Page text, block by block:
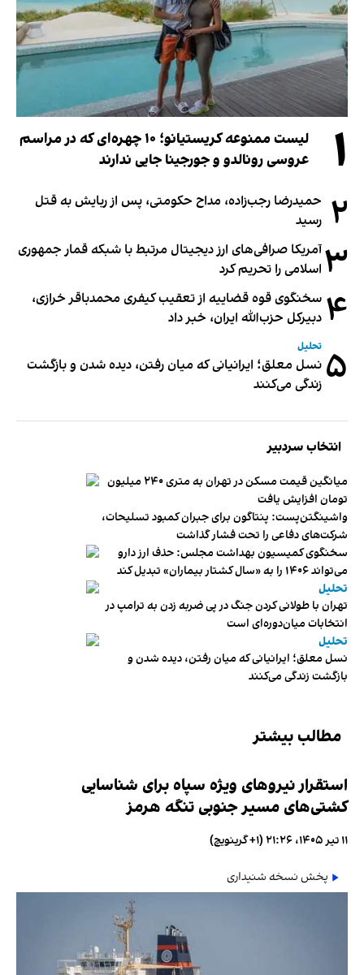
۱
لیست ممنوعه کریستیانو؛ ۱۰ چهره‌ای که در مراسم
عروسی رونالدو و جورجینا جایی ندارند
۲ حمیدرضا رجب‌زاده، مداح حکومتی، پس از ربایش به قتل
رسید
۳آمریکا صرافی‌های ارز دیجیتال مرتبط با شبکه قمار جمهوری
اسلامی را تحریم کرد
۴ سخنگوی قوه قضاییه از تعقیب کیفری محمدباقر خرازی،
دبیر‌کل حزب‌الله ایران، خبر داد
۵ تحلیل
نسل معلق؛ ایرانیانی که میان رفتن، دیده شدن و بازگشت
زندگی می‌کنند
انتخاب سردبیر
میانگین قیمت مسکن در تهران به متری ۲۴۰ میلیون
تومان افزایش یافت
واشینگتن‌پست: پنتاگون برای جبران کمبود تسلیحات،
شرکت‌های دفاعی را تحت فشار گذاشت
سخنگوی کمیسیون بهداشت مجلس: حذف ارز دارو
می‌تواند ۱۴۰۶ را به «سال کشتار بیماران» تبدیل کند
تحلیل
تهران با طولانی کردن جنگ در پی ضربه زدن به ترامپ در
انتخابات میان‌دوره‌ای است
تحلیل
نسل معلق؛ ایرانیانی که میان رفتن، دیده شدن و
بازگشت زندگی می‌کنند
مطالب بیشتر
استقرار نیروهای ویژه سپاه برای شناسایی
کشتی‌های مسیر جنوبی تنگه هرمز
۱۱ تیر ۱۴۰۵، ۲۱:۲۶ (‎+۱ گرینویچ)
پخش نسخه شنیداری